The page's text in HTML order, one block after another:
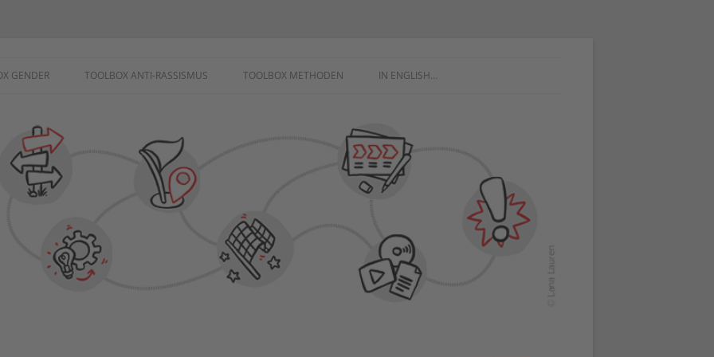
GENDER TOOLBOX ANTI-RASSISMUS TOOLBOX METHODEN IN ENGLISH…